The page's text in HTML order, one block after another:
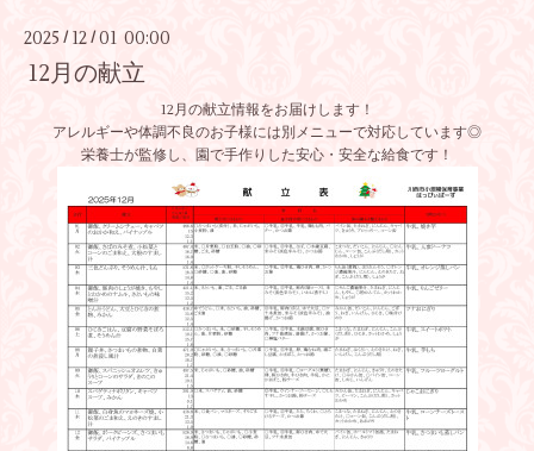
2025 / 12 /01 00:00
12月の献立
12月の献立情報をお届けします！
アレルギーや体調不良のお子様には別メニューで対応しています◎
栄養士が監修し、園で手作りした安心・安全な給食です！